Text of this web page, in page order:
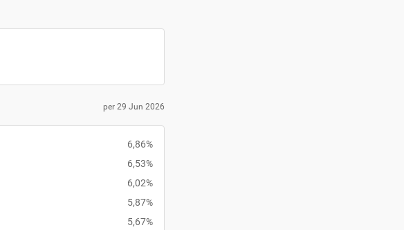
per 29 Jun 2026
6,86%
6,53%
6,02%
5,87%
5,67%